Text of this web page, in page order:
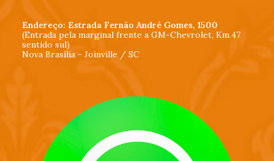
Endereço: Estrada Fernão André Gomes, 1500
(Entrada pela marginal frente a GM-Chevrolet, Km.47
sentido sul)
Nova Brasília - Joinville / SC